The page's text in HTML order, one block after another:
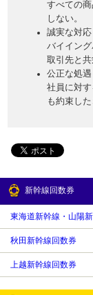
すべての
しない。
誠実な対応
バイイン
取引先と共
公正な処遇
社員に対
も約束し
新幹線回数券
東海道新幹線・山陽
秋田新幹線回数券
上越新幹線回数券